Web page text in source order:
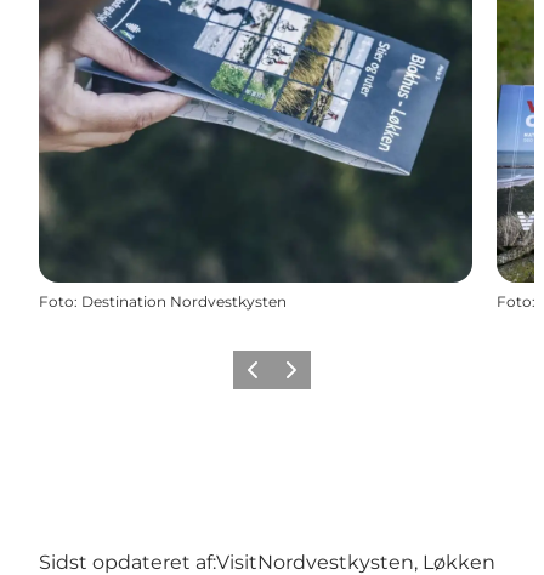
Foto: Destination Nordvestkysten Foto:
ForrigeNæste
Sidst opdateret af:VisitNordvestkysten, Løkken